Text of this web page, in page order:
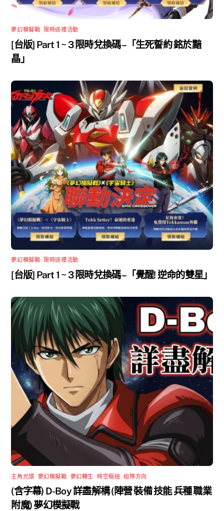
夢幻模擬戰 限時送禮活動
[台版] Part 1 ~ 3 限時兌換碼 –「生死誓約 銘於黯
晶」
夢幻模擬戰 限時送禮活動
[台版] Part 1 ~ 3 限時兌換碼 –「覺醒! 逆命的雙星」
主角光環 夢幻模擬戰 夢幻轉生 ,時空樞紐 ,組隊方向
(含字幕) D-Boy 詳盡解構 (陣營 裝備 技能 兵種 職業
附魔) 夢幻模擬戰